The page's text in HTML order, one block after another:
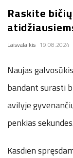
.
c
o
.
u
k
Raskite
Laisvalaikis 19.08.2024
Naujas
bandant surasti
avilyje
penkias
Kasdien